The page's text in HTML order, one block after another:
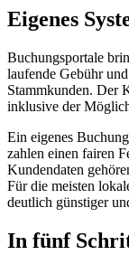
Eigenes
Buchungsportale
laufende Gebühr
Stammkunden. Der
inklusive der
Ein eigenes
zahlen einen fairen
Kundendaten
Für die meisten
deutlich günstiger
In fünf